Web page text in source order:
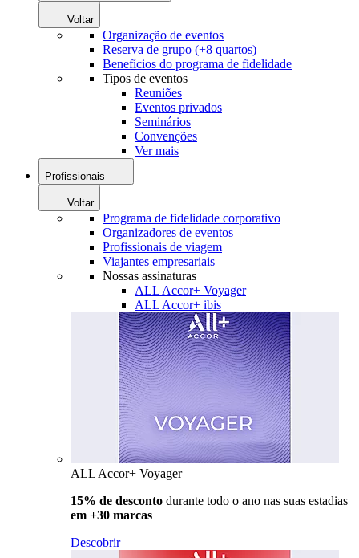
Voltar
Organização de eventos
Reserva de grupo (+8 quartos)
Benefícios do programa de fidelidade
Tipos de eventos
Reuniões
Eventos privados
Seminários
Convenções
Ver mais
Profissionais
Voltar
Programa de fidelidade corporativo
Organizadores de eventos
Profissionais de viagem
Viajantes empresariais
Nossas assinaturas
ALL Accor+ Voyager
ALL Accor+ ibis
ALL Accor+ Voyager
15% de desconto durante todo o ano nas suas estadias
em +30 marcas
Descobrir